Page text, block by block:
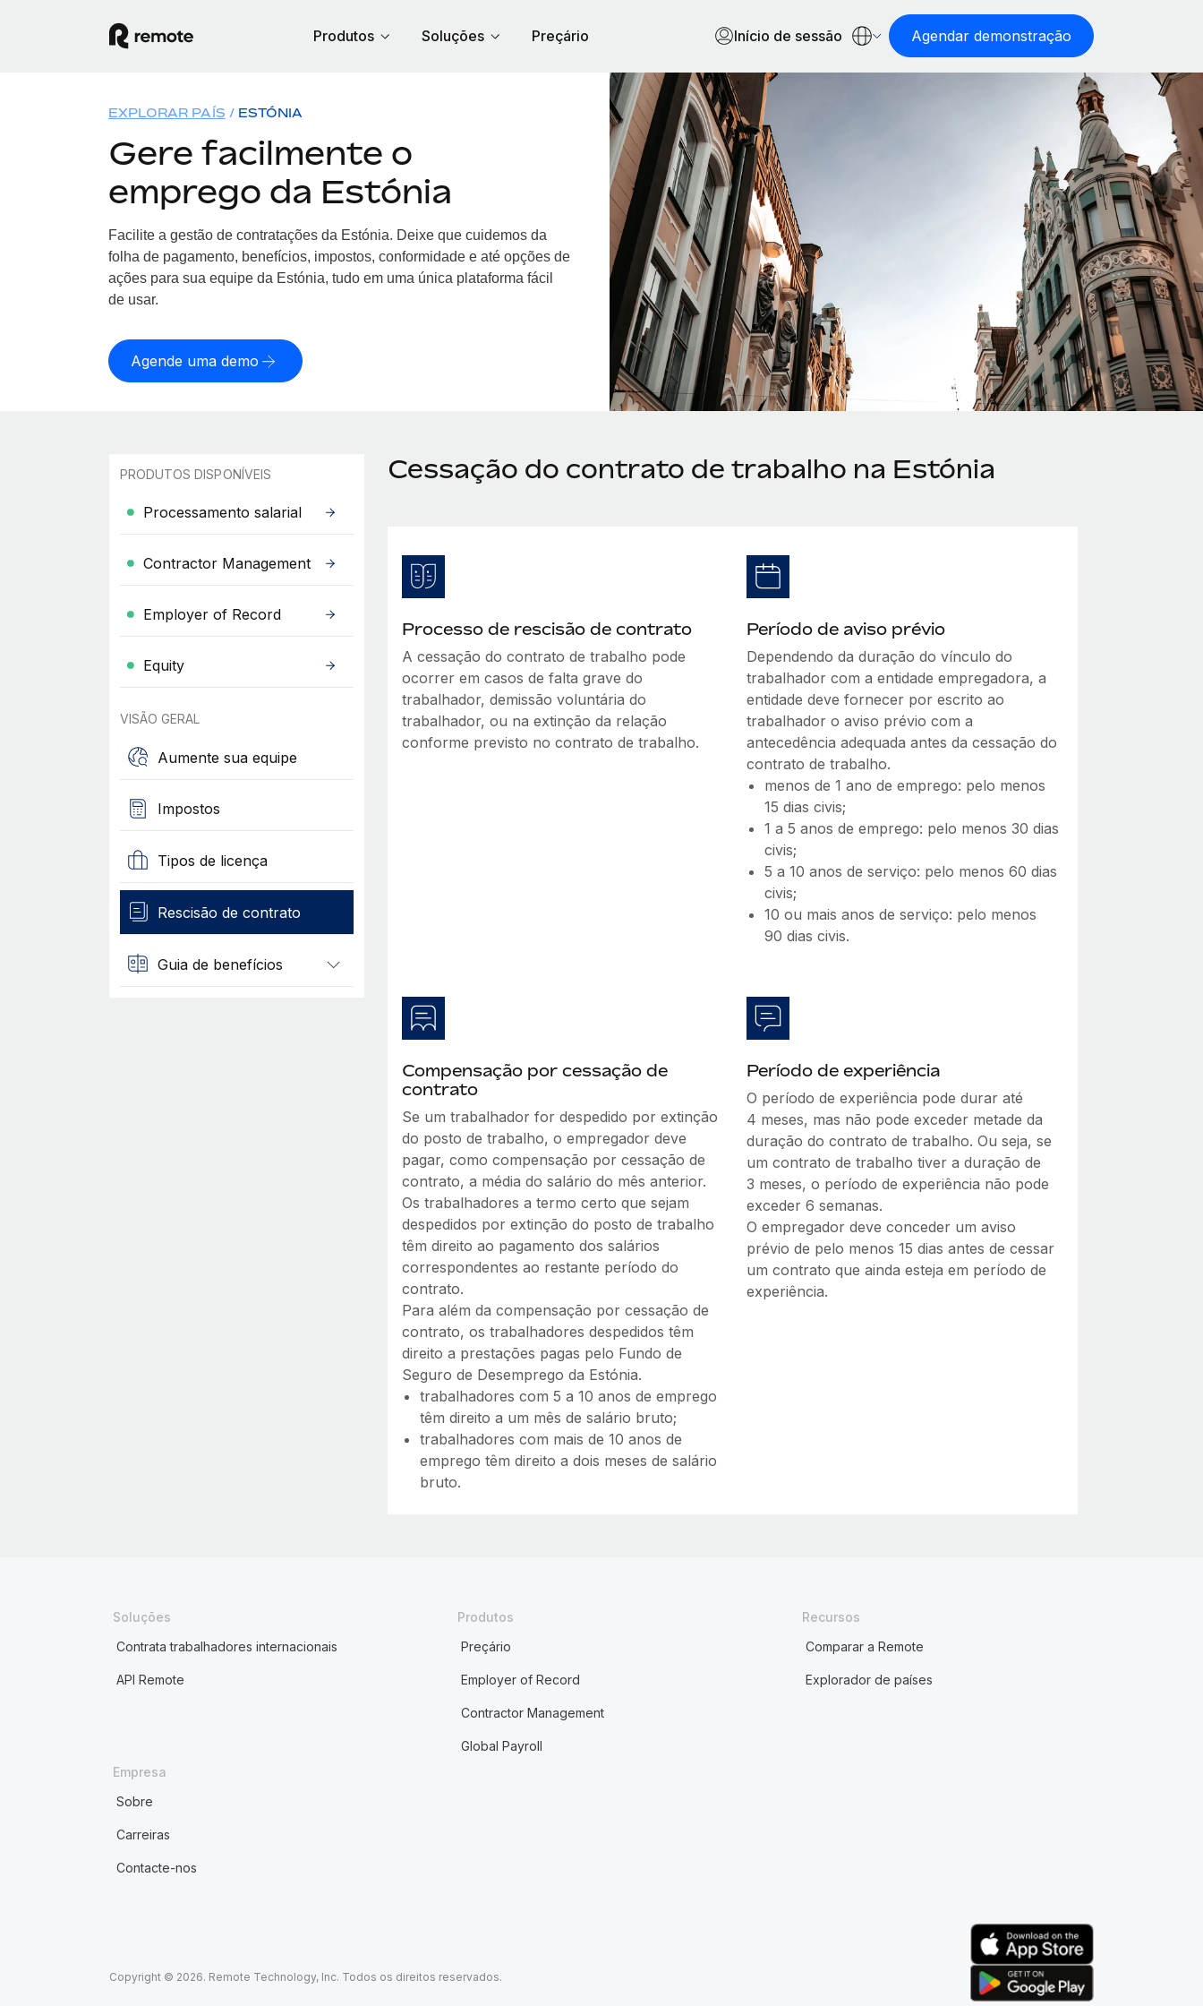
Produtos Soluções Preçário Início de sessão Agendar demonstração
EXPLORAR PAÍS ESTÓNIA
Gere facilmente o
emprego da Estónia
Facilite a gestão de contratações da Estónia. Deixe que cuidemos da
folha de pagamento, benefícios, impostos, conformidade e até opções de
ações para sua equipe da Estónia, tudo em uma única plataforma fácil
de usar.
Agende uma demo
PRODUTOS DISPONÍVEIS
Processamento salarial
Contractor Management
Employer of Record
Equity
VISÃO GERAL
Aumente sua equipe
Impostos
Tipos de licença
Rescisão de contrato
Guia de benefícios
Cessação do contrato de trabalho na Estónia
Processo de rescisão de contrato
A cessação do contrato de trabalho pode
ocorrer em casos de falta grave do
trabalhador, demissão voluntária do
trabalhador, ou na extinção da relação
conforme previsto no contrato de trabalho.
Período de aviso prévio
Dependendo da duração do vínculo do
trabalhador com a entidade empregadora, a
entidade deve fornecer por escrito ao
trabalhador o aviso prévio com a
antecedência adequada antes da cessação do
contrato de trabalho.
menos de 1 ano de emprego: pelo menos
15 dias civis;
1 a 5 anos de emprego: pelo menos 30 dias
civis;
5 a 10 anos de serviço: pelo menos 60 dias
civis;
10 ou mais anos de serviço: pelo menos
90 dias civis.
Compensação por cessação de
contrato
Se um trabalhador for despedido por extinção
do posto de trabalho, o empregador deve
pagar, como compensação por cessação de
contrato, a média do salário do mês anterior.
Os trabalhadores a termo certo que sejam
despedidos por extinção do posto de trabalho
têm direito ao pagamento dos salários
correspondentes ao restante período do
contrato.
Para além da compensação por cessação de
contrato, os trabalhadores despedidos têm
direito a prestações pagas pelo Fundo de
Seguro de Desemprego da Estónia.
trabalhadores com 5 a 10 anos de emprego
têm direito a um mês de salário bruto;
trabalhadores com mais de 10 anos de
emprego têm direito a dois meses de salário
bruto.
Período de experiência
O período de experiência pode durar até
4 meses, mas não pode exceder metade da
duração do contrato de trabalho. Ou seja, se
um contrato de trabalho tiver a duração de
3 meses, o período de experiência não pode
exceder 6 semanas.
O empregador deve conceder um aviso
prévio de pelo menos 15 dias antes de cessar
um contrato que ainda esteja em período de
experiência.
Soluções
Contrata trabalhadores internacionais
API Remote
Produtos
Preçário
Employer of Record
Contractor Management
Global Payroll
Recursos
Comparar a Remote
Explorador de países
Empresa
Sobre
Carreiras
Contacte-nos
Copyright © 2026. Remote Technology, Inc. Todos os direitos reservados.